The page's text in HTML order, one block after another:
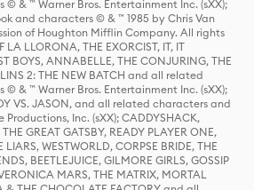
& ™ Warner Bros. Entertainment Inc. (sXX);
and characters © & ™ 1985 by Chris Van
of Houghton Mifflin Company. All rights
LA LLORONA, THE EXORCIST, IT, IT
BOYS, ANNABELLE, THE CONJURING, THE
2: THE NEW BATCH and all related
& ™ Warner Bros. Entertainment Inc. (sXX);
VS. JASON, and all related characters and
Inc. (sXX); CADDYSHACK,
GREAT GATSBY, READY PLAYER ONE,
LIARS, WESTWORLD, CORPSE BRIDE, THE
BEETLEJUICE, GILMORE GIRLS, GOSSIP
MARS, THE MATRIX, MORTAL